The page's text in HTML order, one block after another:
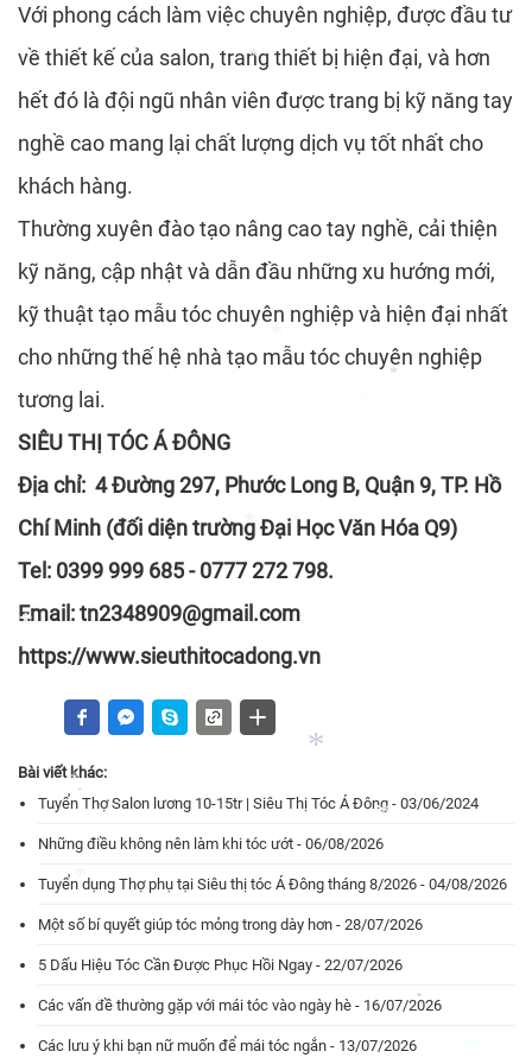
*
*
*
*
*
*
*
*
Với phong cách làm việc chuyên nghiệp, được đầu tư
về thiết kế của salon, trang thiết bị hiện đại, và hơn
hết đó là đội ngũ nhân viên được trang bị kỹ năng tay
nghề cao mang lại chất lượng dịch vụ tốt nhất cho
khách hàng.
Thường xuyên đào tạo nâng cao tay nghề, cải thiện
kỹ năng, cập nhật và dẫn đầu những xu hướng mới,
kỹ thuật tạo mẫu tóc chuyên nghiệp và hiện đại nhất
cho những thế hệ nhà tạo mẫu tóc chuyên nghiệp
tương lai.
SIÊU THỊ TÓC Á ĐÔNG
Địa chỉ: 4 Đường 297, Phước Long B, Quận 9, TP. Hồ
Chí Minh (đối diện trường Đại Học Văn Hóa Q9)
Tel: 0399 999 685 - 0777 272 798.
Email: tn2348909@gmail.com
https://www.sieuthitocadong.vn
Bài viết khác:
Tuyển Thợ Salon lương 10-15tr | Siêu Thị Tóc Á Đông - 03/06/2024
Những điều không nên làm khi tóc ướt - 06/08/2026
Tuyển dụng Thợ phụ tại Siêu thị tóc Á Đông tháng 8/2026 - 04/08/2026
Một số bí quyết giúp tóc mỏng trong dày hơn - 28/07/2026
5 Dấu Hiệu Tóc Cần Được Phục Hồi Ngay - 22/07/2026
Các vấn đề thường gặp với mái tóc vào ngày hè - 16/07/2026
Các lưu ý khi bạn nữ muốn để mái tóc ngắn - 13/07/2026